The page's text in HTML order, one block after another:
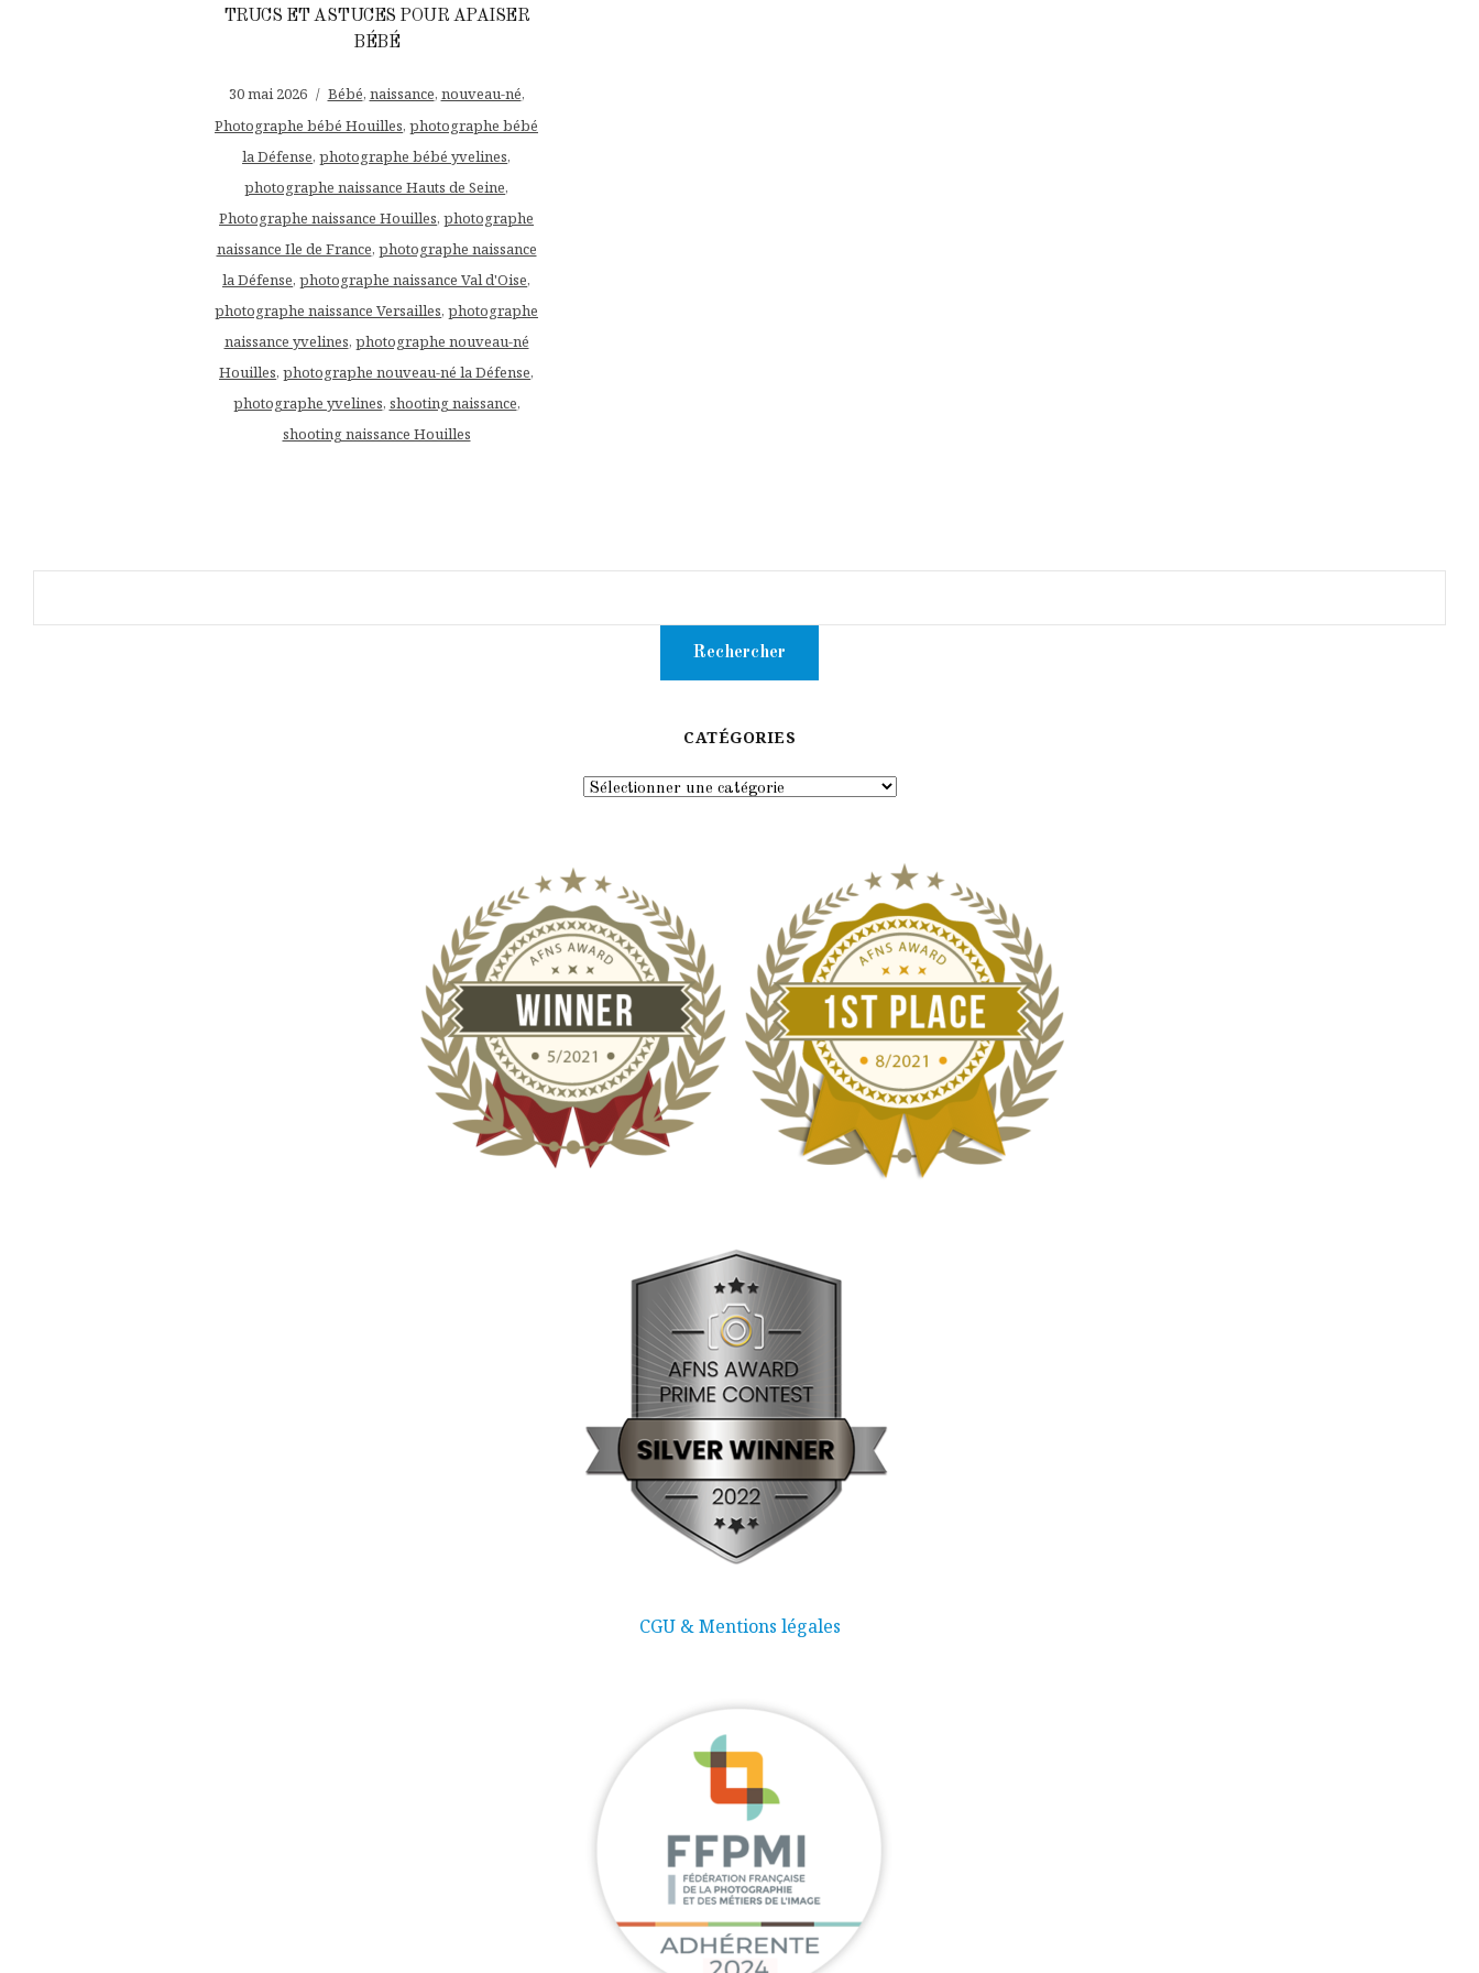
TRUCS ET ASTUCES POUR APAISER
BÉBÉ
30 mai 2026 Bébé, naissance, nouveau-né,
Photographe bébé Houilles, photographe bébé
la Défense, photographe bébé yvelines,
photographe naissance Hauts de Seine,
Photographe naissance Houilles, photographe
naissance Ile de France, photographe naissance
la Défense, photographe naissance Val d'Oise,
photographe naissance Versailles, photographe
naissance yvelines, photographe nouveau-né
Houilles, photographe nouveau-né la Défense,
photographe yvelines, shooting naissance,
shooting naissance Houilles
CATÉGORIES
CGU & Mentions légales